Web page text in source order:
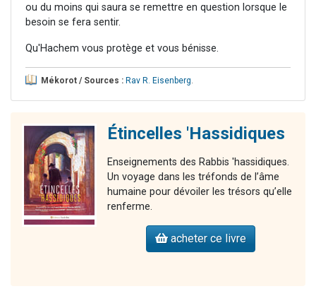
ou du moins qui saura se remettre en question lorsque le
besoin se fera sentir.
Qu'Hachem vous protège et vous bénisse.
Mékorot / Sources : Rav R. Eisenberg.
Étincelles 'Hassidiques
Enseignements des Rabbis 'hassidiques.
Un voyage dans les tréfonds de l’âme
humaine pour dévoiler les trésors qu’elle
renferme.
acheter ce livre